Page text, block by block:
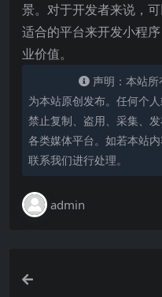
景。对于开发者来说，
适合的平台来开发小程
业价值。
声明：本站
为本站原创发布。任何个
禁止复制、盗用、采集、
各类媒体平台。如若本站
联系我们进行处理。
admin